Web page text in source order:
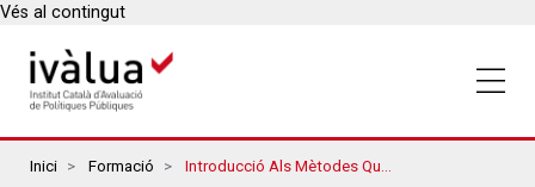
Vés al contingut
Breadcrumbs
Inici Formació Introducció Als Mètodes Qualitatius Aplicats A L'avaluació De Polítiques Públiques